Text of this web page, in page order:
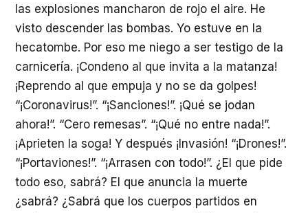
las explosiones mancharon de rojo el aire. He
visto descender las bombas. Yo estuve en la
hecatombe. Por eso me niego a ser testigo de la
carnicería. ¡Condeno al que invita a la matanza!
¡Reprendo al que empuja y no se da golpes!
“¡Coronavirus!”. “¡Sanciones!”. ¡Qué se jodan
ahora!”. “Cero remesas”. “¡Qué no entre nada!”.
¡Aprieten la soga! Y después ¡Invasión! “¡Drones!”.
“¡Portaviones!”. “¡Arrasen con todo!”. ¿El que pide
todo eso, sabrá? El que anuncia la muerte
¿sabrá? ¿Sabrá que los cuerpos partidos en